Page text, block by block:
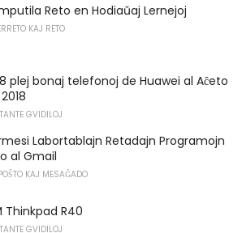
Reto en Hodiaŭaj Lernejoj
KAJ RETO
plej bonaj telefonoj de Huawei al Aĉeto
GVIDILOJ
Labortablajn Retadajn Programojn
al Gmail
KAJ MESAĜADO
Thinkpad R40
GVIDILOJ